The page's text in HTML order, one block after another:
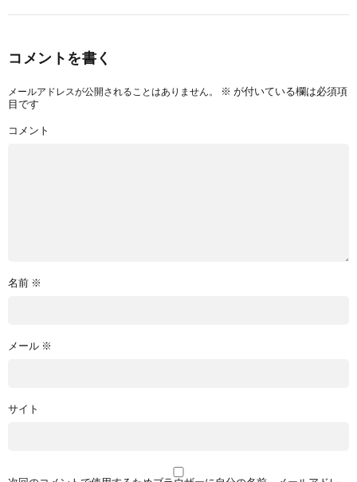
コメントを書く
メールアドレスが公開されることはありません。 ※ が付いている欄は必須項
目です
コメント
名前 ※
メール ※
サイト